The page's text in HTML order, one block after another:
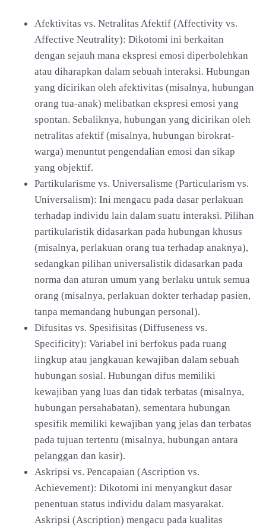
Afektivitas vs. Netralitas Afektif (Affectivity vs.
Affective Neutrality): Dikotomi ini berkaitan
dengan sejauh mana ekspresi emosi diperbolehkan
atau diharapkan dalam sebuah interaksi. Hubungan
yang dicirikan oleh afektivitas (misalnya, hubungan
orang tua-anak) melibatkan ekspresi emosi yang
spontan. Sebaliknya, hubungan yang dicirikan oleh
netralitas afektif (misalnya, hubungan birokrat-
warga) menuntut pengendalian emosi dan sikap
yang objektif.
Partikularisme vs. Universalisme (Particularism vs.
Universalism): Ini mengacu pada dasar perlakuan
terhadap individu lain dalam suatu interaksi. Pilihan
partikularistik didasarkan pada hubungan khusus
(misalnya, perlakuan orang tua terhadap anaknya),
sedangkan pilihan universalistik didasarkan pada
norma dan aturan umum yang berlaku untuk semua
orang (misalnya, perlakuan dokter terhadap pasien,
tanpa memandang hubungan personal).
Difusitas vs. Spesifisitas (Diffuseness vs.
Specificity): Variabel ini berfokus pada ruang
lingkup atau jangkauan kewajiban dalam sebuah
hubungan sosial. Hubungan difus memiliki
kewajiban yang luas dan tidak terbatas (misalnya,
hubungan persahabatan), sementara hubungan
spesifik memiliki kewajiban yang jelas dan terbatas
pada tujuan tertentu (misalnya, hubungan antara
pelanggan dan kasir).
Askripsi vs. Pencapaian (Ascription vs.
Achievement): Dikotomi ini menyangkut dasar
penentuan status individu dalam masyarakat.
Askripsi (Ascription) mengacu pada kualitas